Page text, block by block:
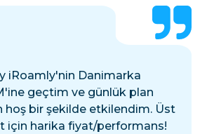
iRoamly'nin Danimarka
geçtim ve günlük plan
hoş bir şekilde etkilendim. Üst
için harika fiyat/performans!